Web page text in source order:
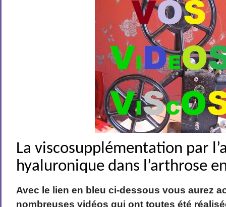
La viscosupplémentation par
hyaluronique dans l’arthrose
Avec le lien en bleu ci-dessous vous aurez
nombreuses vidéos qui ont toutes été